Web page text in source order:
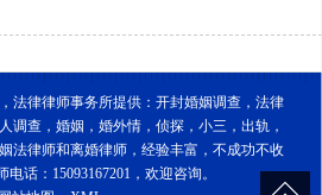
法律律师事务所提供：开封婚姻调查，法律
调查，婚姻，婚外情，侦探，小三，出轨，
法律师和离婚律师，经验丰富，不成功不收
话：15093167201，欢迎咨询。